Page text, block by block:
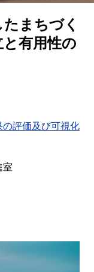
まちづく
有用性の
の評価及び可視化
室